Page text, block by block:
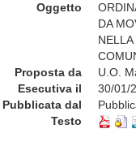
Oggetto
DA
Proposta da
U.O.
Esecutiva il
30/01/
Pubblicata dal
Testo